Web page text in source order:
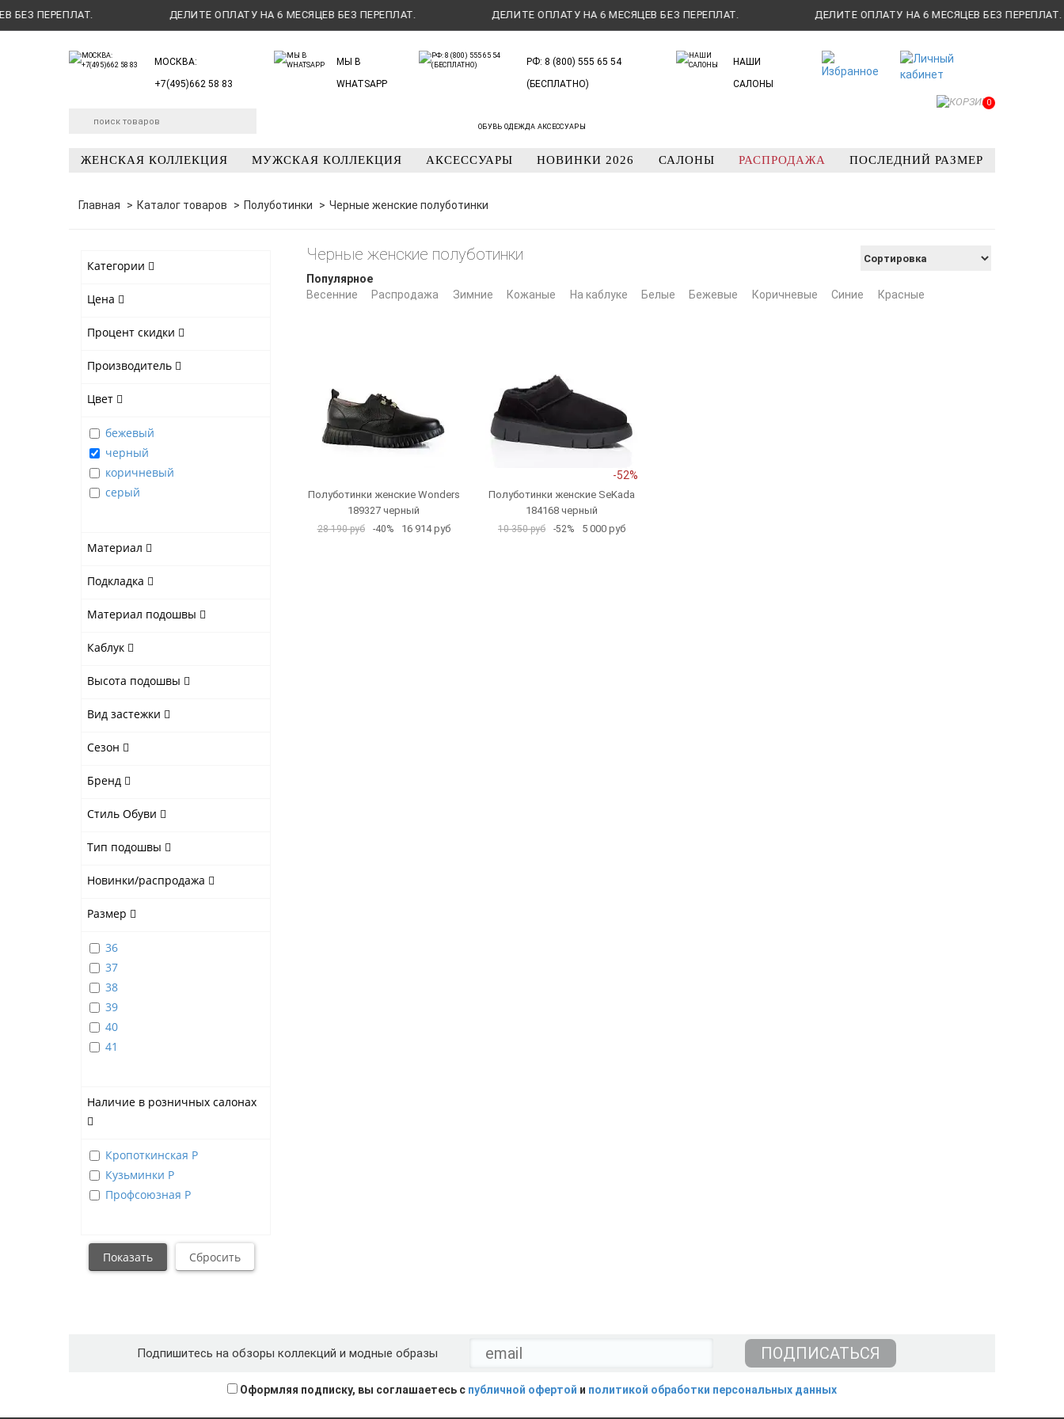
ПЕРЕПЛАТ. ДЕЛИТЕ ОПЛАТУ НА 6 МЕСЯЦЕВ БЕЗ ПЕРЕПЛАТ. ДЕЛИТЕ ОПЛАТУ НА 6 МЕСЯЦЕВ БЕЗ ПЕРЕПЛАТ. ДЕЛИТЕ ОПЛАТУ НА 6 МЕСЯЦЕВ БЕЗ ПЕРЕПЛАТ.
МОСКВА:
+7(495)662 58 83
МЫ В
WHATSAPP
РФ: 8 (800) 555 65 54
(БЕСПЛАТНО)
НАШИ
САЛОНЫ
ОБУВЬ ОДЕЖДА АКСЕССУАРЫ
0
ЖЕНСКАЯ КОЛЛЕКЦИЯ МУЖСКАЯ КОЛЛЕКЦИЯ АКСЕССУАРЫ НОВИНКИ 2026 САЛОНЫ РАСПРОДАЖА ПОСЛЕДНИЙ РАЗМЕР
Главная Каталог товаров Полуботинки Черные женские полуботинки
Категории
Цена
Процент скидки
Производитель
Цвет
бежевый
черный
коричневый
серый
Материал
Подкладка
Материал подошвы
Каблук
Высота подошвы
Вид застежки
Сезон
Бренд
Стиль Обуви
Тип подошвы
Новинки/распродажа
Размер
36
37
38
39
40
41
Наличие в розничных салонах
Кропоткинская Р
Кузьминки Р
Профсоюзная Р
Популярное
Весенние
Распродажа Зимние Кожаные На каблуке Белые Бежевые Коричневые Синие Красные
Черные женские полуботинки
Полуботинки женские Wonders
189327 черный
28 190 руб -40% 16 914 руб
-52%
Полуботинки женские SeKada
184168 черный
10 350 руб -52% 5 000 руб
Подпишитесь на обзоры коллекций и модные образы
Оформляя подписку, вы соглашаетесь с публичной офертой и политикой обработки персональных данных